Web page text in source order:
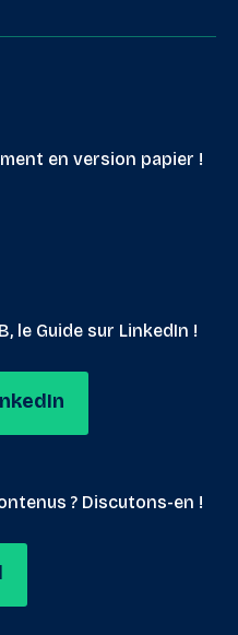
en version papier !
le Guide sur LinkedIn !
? Discutons-en !